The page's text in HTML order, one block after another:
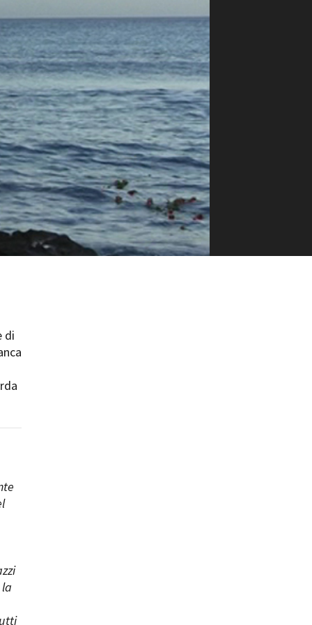
Festival
d’Arte
Venezia
Film Festival
di Roma
Festival
Accedi al tuo profilo
Nuovo utente
Economici per
lavori in economia
di